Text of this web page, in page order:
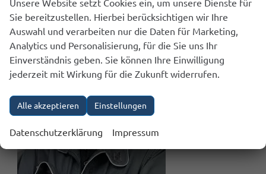
Unsere Website setzt Cookies ein, um unsere Dienste für
Sie bereitzustellen. Hierbei berücksichtigen wir Ihre
Auswahl und verarbeiten nur die Daten für Marketing,
Analytics und Personalisierung, für die Sie uns Ihr
Einverständnis geben. Sie können Ihre Einwilligung
jederzeit mit Wirkung für die Zukunft widerrufen.
Alle akzeptieren Einstellungen
Datenschutzerklärung Impressum